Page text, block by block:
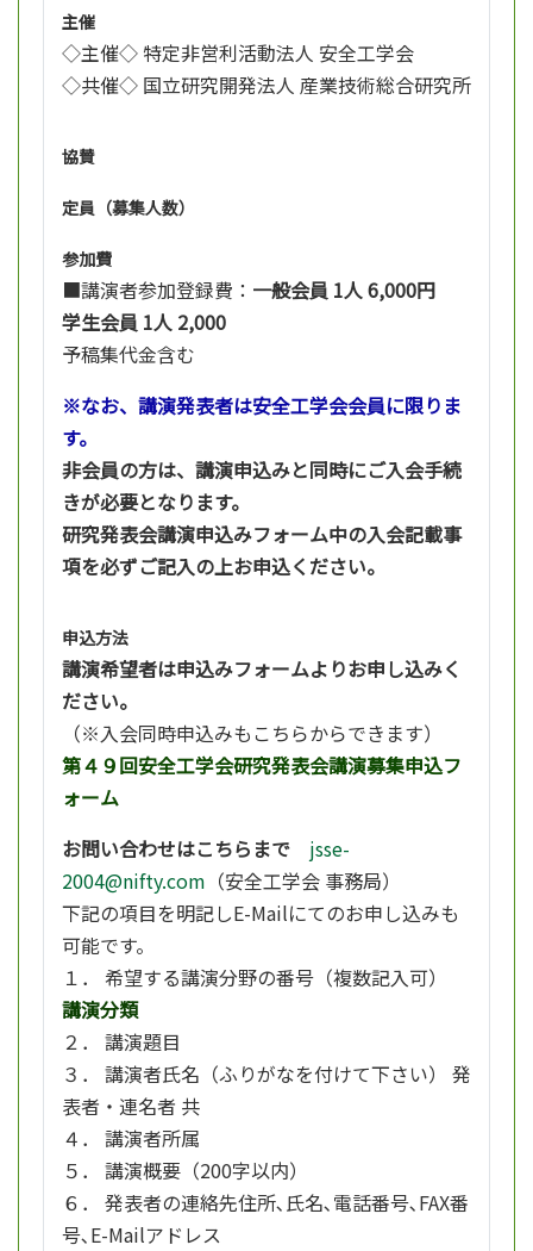
主催
◇主催◇ 特定非営利活動法人 安全工学会
◇共催◇ 国立研究開発法人 産業技術総合研究所
協賛
定員（募集人数）
参加費
■講演者参加登録費： 一般会員 1人 6,000円
学生会員 1人 2,000
予稿集代金含む
※なお、講演発表者は安全工学会会員に限りま
す。
非会員の方は、講演申込みと同時にご入会手続
きが必要となります。
研究発表会講演申込みフォーム中の入会記載事
項を必ずご記入の上お申込ください。
申込方法
講演希望者は申込みフォームよりお申し込みく
ださい。
（※入会同時申込みもこちらからできます）
第４９回安全工学会研究発表会講演募集申込フ
ォーム
お問い合わせはこちらまで jsse-
2004@nifty.com （安全工学会 事務局）
下記の項目を明記しE-Mailにてのお申し込みも
可能です。
１． 希望する講演分野の番号（複数記入可）
講演分類
２． 講演題目
３． 講演者氏名（ふりがなを付けて下さい） 発
表者・連名者 共
４． 講演者所属
５． 講演概要（200字以内）
６． 発表者の連絡先住所､氏名､電話番号､FAX番
号､E-Mailアドレス